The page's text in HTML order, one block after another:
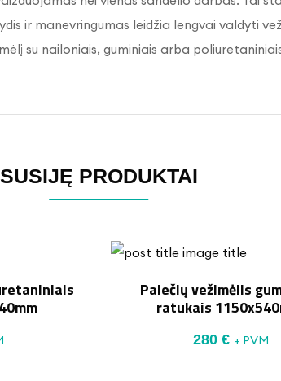
ir manevringumas leidžia lengvai valdyti
su nailoniais, guminiais arba
SUSIJĘ PRODUKTAI
Palečių vežimėlis
ratukais
280 € + PVM